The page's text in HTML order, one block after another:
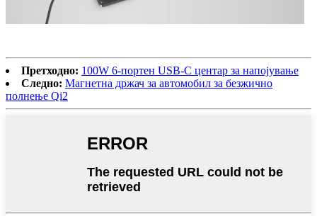
Претходно: 100W 6-портен USB-C центар за напојување
Следно: Магнетна држач за автомобил за безжично
полнење Qi2